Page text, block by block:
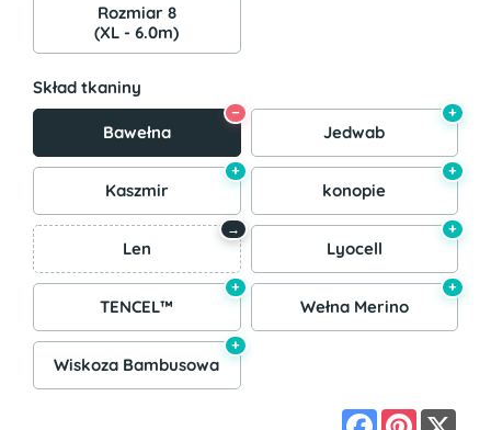
Rozmiar 8
(XL - 6.0m)
Skład tkaniny
Bawełna
−
Jedwab
+
Kaszmir
+
konopie
+
Len
→
Lyocell
+
TENCEL™
+
Wełna Merino
+
Wiskoza Bambusowa
+
Facebook
Pinterest